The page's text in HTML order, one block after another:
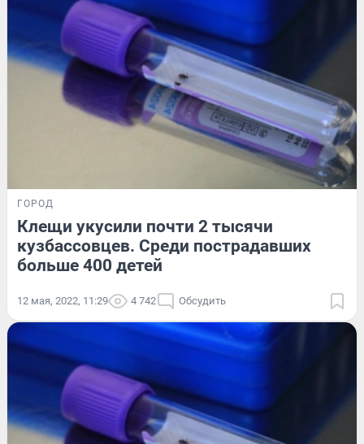
ГОРОД
Клещи укусили почти 2 тысячи
кузбассовцев. Среди пострадавших
больше 400 детей
12 мая, 2022, 11:29 4 742 Обсудить